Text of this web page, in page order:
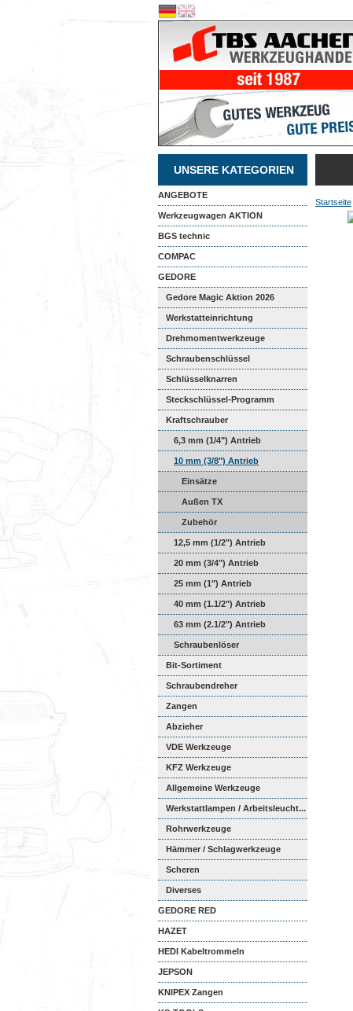
UNSERE KATEGORIEN
ANGEBOTE
Werkzeugwagen AKTION
BGS technic
COMPAC
GEDORE
Gedore Magic Aktion 2026
Werkstatteinrichtung
Drehmomentwerkzeuge
Schraubenschlüssel
Schlüsselknarren
Steckschlüssel-Programm
Kraftschrauber
6,3 mm (1/4") Antrieb
10 mm (3/8") Antrieb
Einsätze
Außen TX
Zubehör
12,5 mm (1/2") Antrieb
20 mm (3/4") Antrieb
25 mm (1") Antrieb
40 mm (1.1/2") Antrieb
63 mm (2.1/2") Antrieb
Schraubenlöser
Bit-Sortiment
Schraubendreher
Zangen
Abzieher
VDE Werkzeuge
KFZ Werkzeuge
Allgemeine Werkzeuge
Werkstattlampen / Arbeitsleucht...
Rohrwerkzeuge
Hämmer / Schlagwerkzeuge
Scheren
Diverses
GEDORE RED
HAZET
HEDI Kabeltrommeln
JEPSON
KNIPEX Zangen
Startseite